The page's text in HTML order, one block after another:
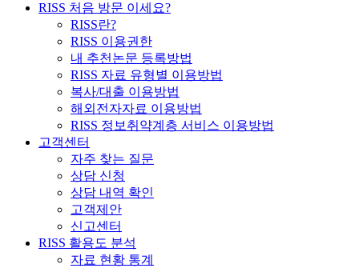
RISS 처음 방문 이세요?
RISS란?
RISS 이용권한
내 추천논문 등록방법
RISS 자료 유형별 이용방법
복사/대출 이용방법
해외전자자료 이용방법
RISS 정보취약계층 서비스 이용방법
고객센터
자주 찾는 질문
상담 신청
상담 내역 확인
고객제안
신고센터
RISS 활용도 분석
자료 현황 통계